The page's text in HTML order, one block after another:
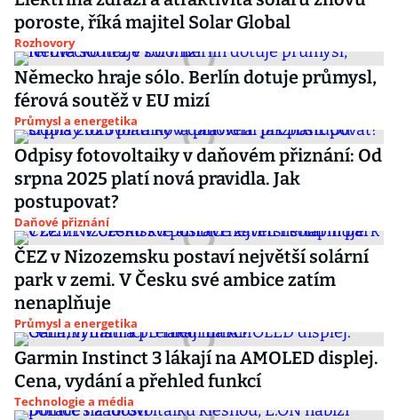
poroste, říká majitel Solar Global
Rozhovory
Německo hraje sólo. Berlín dotuje průmysl,
férová soutěž v EU mizí
Průmysl a energetika
Odpisy fotovoltaiky v daňovém přiznání: Od
srpna 2025 platí nová pravidla. Jak
postupovat?
Daňové přiznání
ČEZ v Nizozemsku postaví největší solární
park v zemi. V Česku své ambice zatím
nenaplňuje
Průmysl a energetika
Garmin Instinct 3 lákají na AMOLED displej.
Cena, vydání a přehled funkcí
Technologie a média